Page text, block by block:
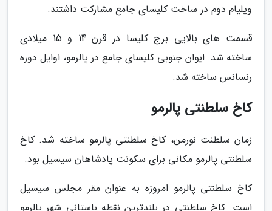
ویلیام دوم در ساخت کلیسای جامع مشارکت داشتند.
قسمت های بالایی برج کلیسا در قرن 14 و 15 میلادی
ساخته شد. ایوان جنوبی کلیسای جامع در پالرمو، اوایل دوره
رنسانس ساخته شد.
کاخ سلطنتی پالرمو
زمان سلطنت نورمن، کاخ سلطنتی پالرمو ساخته شد. کاخ
سلطنتی پالرمو مکانی برای سکونت پادشاهان سیسیل بود.
کاخ سلطنتی پالرمو امروزه به عنوان مقر مجلس سیسیل
است. کاخ سلطنتی در بلندترین نقطه باستانی شهر پالرمو